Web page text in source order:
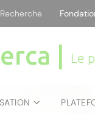
Recherche
| Le